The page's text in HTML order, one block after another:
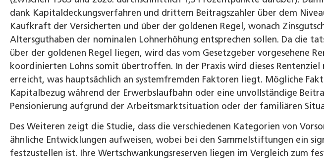
dank Kapitaldeckungsverfahren und drittem Beitragszahler über dem
Kaufkraft der Versicherten und über der goldenen Regel, wonach
Altersguthaben der nominalen Lohnerhöhung entsprechen sollen. Da die
über der goldenen Regel liegen, wird das vom Gesetzgeber vorgesehene
koordinierten Lohns somit übertroffen. In der Praxis wird dieses
erreicht, was hauptsächlich an systemfremden Faktoren liegt. Mögliche
Kapitalbezug während der Erwerbslaufbahn oder eine unvollständige
Pensionierung aufgrund der Arbeitsmarktsituation oder der familiären
Des Weiteren zeigt die Studie, dass die verschiedenen Kategorien von
ähnliche Entwicklungen aufweisen, wobei bei den Sammelstiftungen ein
festzustellen ist. Ihre Wertschwankungsreserven liegen im Vergleich zum